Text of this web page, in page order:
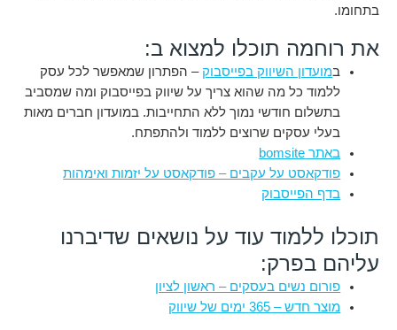
בתחומו.
את רוחמה תוכלו למצוא ב:
במועדון השיווק בפייסבוק – הפתרון שמאפשר לכל עסק
ללמוד כל מה שהוא צריך על שיווק בפייסבוק ומה שמסביב
בתשלום חודשי נמוך ללא התחייבות. במועדון חברים מאות
בעלי עסקים שרוצים ללמוד ולהתפתח.
באתר bomsite
פודקאסט על עקבים – פודקאסט על יזמות ואימהות
בדף הפייסבוק
תוכלו ללמוד עוד על נושאים שדיברנו
עליהם בפרק:
פורום נשים בעסקים – ראשון לציון
מוצר חדש – 365 ימים של שיווק